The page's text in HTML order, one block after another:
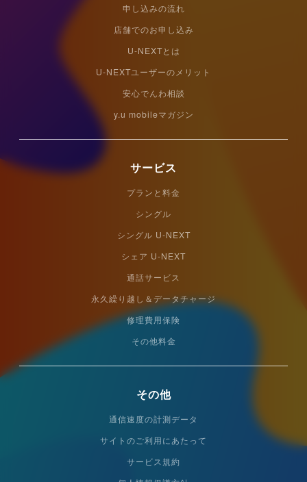
申し込みの流れ
店舗でのお申し込み
U-NEXTとは
U-NEXTユーザーのメリット
安心でんわ相談
y.u mobileマガジン
サービス
プランと料金
シングル
シングル U-NEXT
シェア U-NEXT
通話サービス
永久繰り越し＆データチャージ
修理費用保険
その他料金
その他
通信速度の計測データ
サイトのご利用にあたって
サービス規約